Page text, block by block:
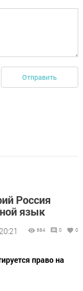
Отправить
Россия
язык
684 0 0
право на